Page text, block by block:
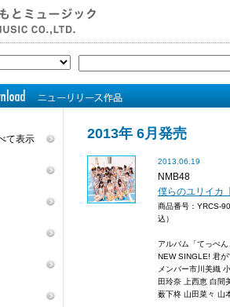
て表示 2013年 6月発売
2013.06.19
NMB48
僕らのユリイカ
商品番号：YRCS-
込）
アルバム「てっぺ
NEW SINGLE! 君
メンバー市川美織
田玲奈 上西恵 白間
薮下柊 山田菜々 山